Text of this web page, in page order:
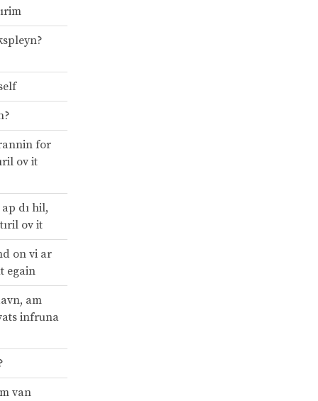
for
ov it
dı hil,
ov it
on vi ar
egain
am
infruna
van